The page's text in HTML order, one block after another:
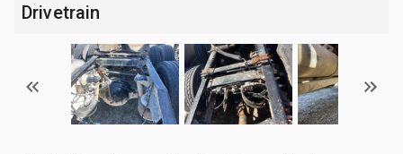
Drivetrain